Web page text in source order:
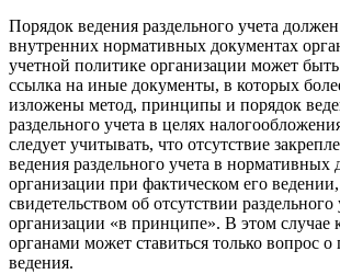
Порядок ведения раздельного учета
внутренних нормативных документах
учетной политике организации может
ссылка на иные документы, в которых
изложены метод, принципы и порядок
раздельного учета в целях
следует учитывать, что отсутствие
ведения раздельного учета в нормативных
организации при фактическом его
свидетельством об отсутствии раздельного
организации «в принципе». В этом
органами может ставиться только вопрос о
ведения.